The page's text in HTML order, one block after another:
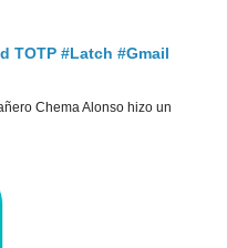
TOTP #Latch #Gmail
Chema Alonso hizo un